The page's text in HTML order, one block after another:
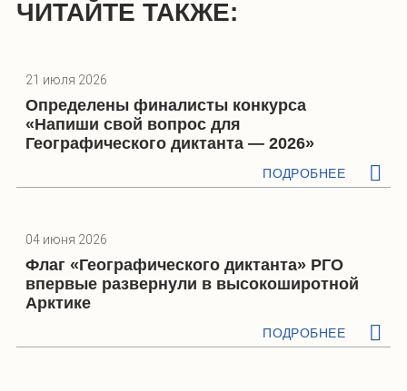
ЧИТАЙТЕ ТАКЖЕ:
21 июля 2026
Определены финалисты конкурса
«Напиши свой вопрос для
Географического диктанта — 2026»
ПОДРОБНЕЕ
04 июня 2026
Флаг «Географического диктанта» РГО
впервые развернули в высокоширотной
Арктике
ПОДРОБНЕЕ